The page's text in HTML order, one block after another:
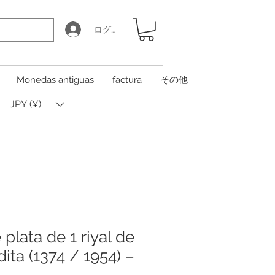
ログイン
Monedas antiguas factura その他
JPY (¥)
plata de 1 riyal de
(1374 / 1954) –